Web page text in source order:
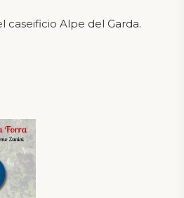
caseificio Alpe del Garda.